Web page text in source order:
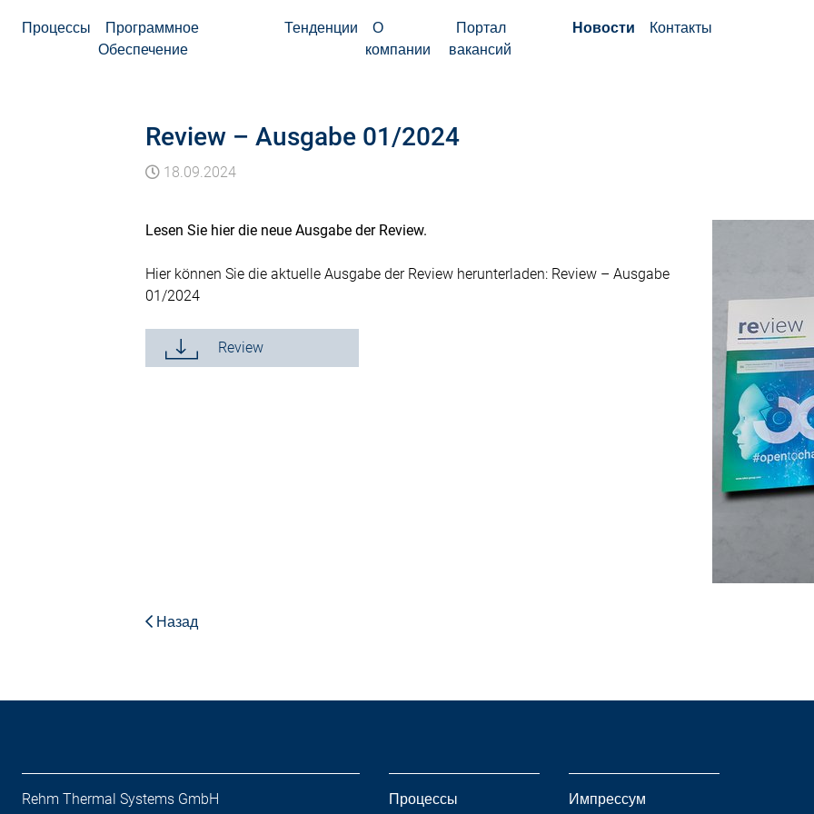
Процессы
Программное
Обеспечение
Тенденции
О
компании
Портал
вакансий
Новости Контакты
Review – Ausgabe 01/2024
18.09.2024
Lesen Sie hier die neue Ausgabe der Review.
Hier können Sie die aktuelle Ausgabe der Review herunterladen: Review – Ausgabe
01/2024
Review
Назад
Rehm Thermal Systems GmbH
Процессы Импрессум